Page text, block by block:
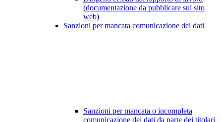
(documentazione da pubblicare sul sito
web)
Sanzioni per mancata comunicazione dei dati
Sanzioni per mancata o incompleta
comunicazione dei dati da parte dei titolari